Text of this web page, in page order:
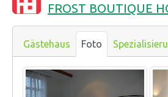
FROST BOUTIQUE
Gästehaus Foto